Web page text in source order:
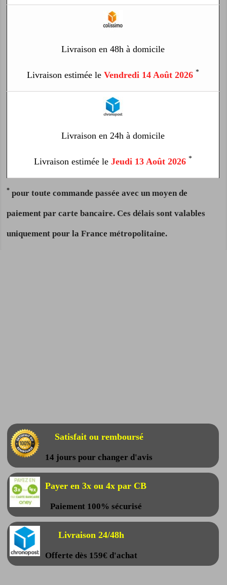
Livraison en 48h à domicile
Livraison estimée le Vendredi 14 Août 2026 *
Livraison en 24h à domicile
Livraison estimée le Jeudi 13 Août 2026 *
* pour toute commande passée avec un moyen de
paiement par carte bancaire. Ces délais sont valables
uniquement pour la France métropolitaine.
Satisfait ou remboursé
14 jours pour changer d'avis
Payer en 3x ou 4x par CB
Paiement 100% sécurisé
Livraison 24/48h
Offerte dès 159€ d'achat